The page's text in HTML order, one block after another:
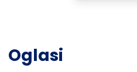
Oglasi